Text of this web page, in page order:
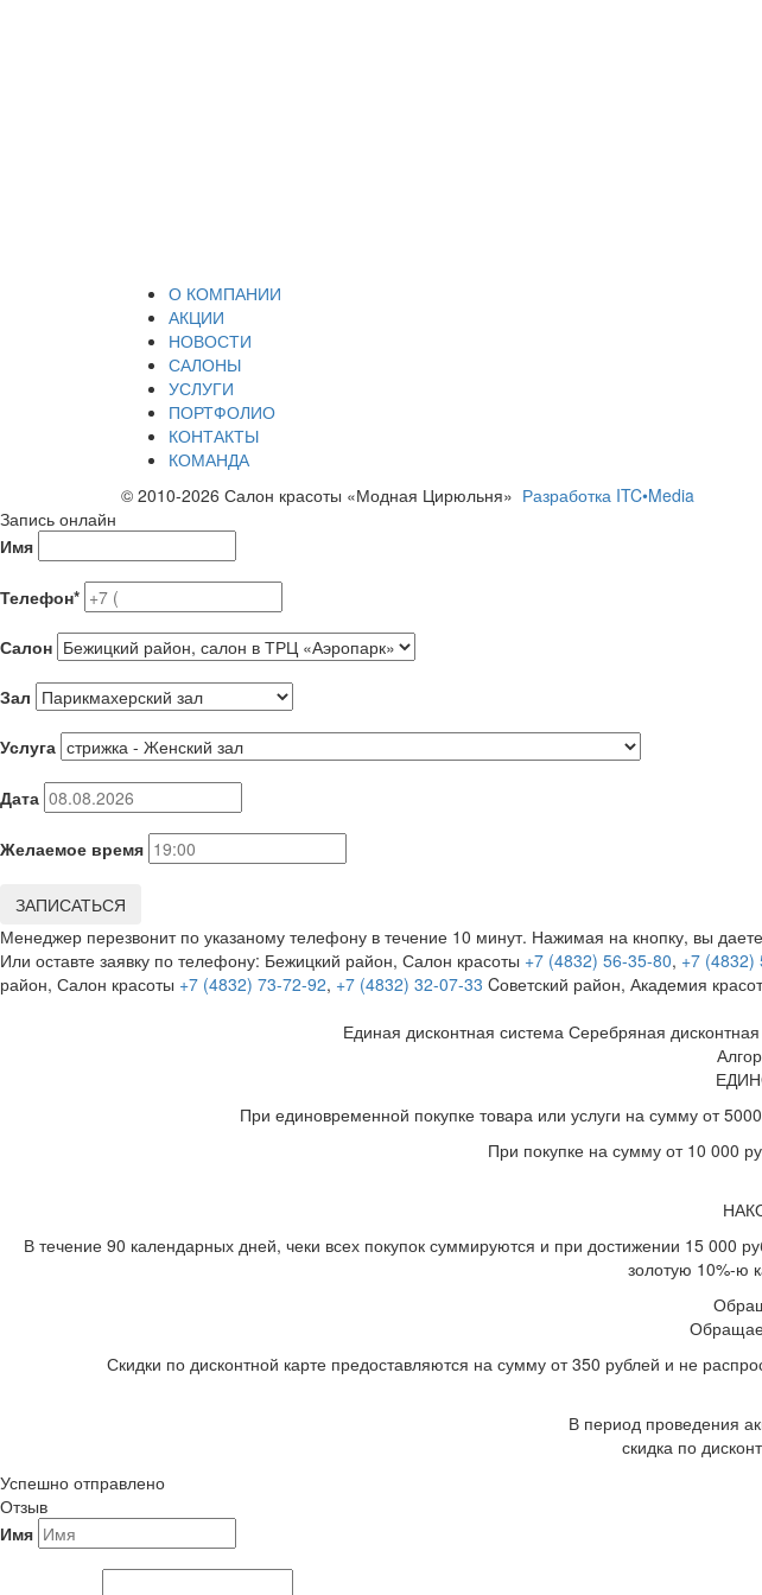
О КОМПАНИИ
АКЦИИ
НОВОСТИ
САЛОНЫ
УСЛУГИ
ПОРТФОЛИО
КОНТАКТЫ
КОМАНДА
© 2010-2026 Салон красоты «Модная Цирюльня» Разработка ITC•Media
Запись онлайн
Имя
Телефон*
Салон
Зал
Услуга
Дата
Желаемое время
ЗАПИСАТЬСЯ
Менеджер перезвонит по указаному телефону в течение 10 минут. Нажимая на кнопку, вы
Или оставте заявку по телефону: Бежицкий район, Салон красоты +7 (4832) 56-35-80, +7 (4832)
район, Салон красоты +7 (4832) 73-72-92, +7 (4832) 32-07-33 Cоветский район, Академия
Единая дисконтная система Серебряная
При единовременной покупке товара или услуги на сумму от
При покупке на сумму от 10 000
В течение 90 календарных дней, чеки всех покупок суммируются и при достижении 15 000
золотую 10%-ю
Скидки по дисконтной карте предоставляются на сумму от 350 рублей и не
В период проведения
скидка по
Успешно отправлено
Отзыв
Имя